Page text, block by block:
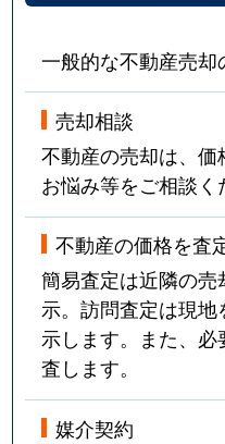
一般的な不動産売却
売却相談
不動産の売却は、価
お悩み等をご相談く
不動産の価格を査
簡易査定は近隣の
示。訪問査定は現
示します。また、
査します。
媒介契約